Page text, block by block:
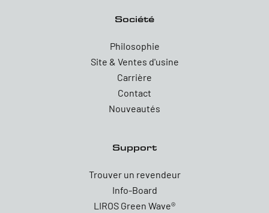
Société
Philosophie
Site & Ventes d'usine
Carrière
Contact
Nouveautés
Support
Trouver un revendeur
Info-Board
LIROS Green Wave®